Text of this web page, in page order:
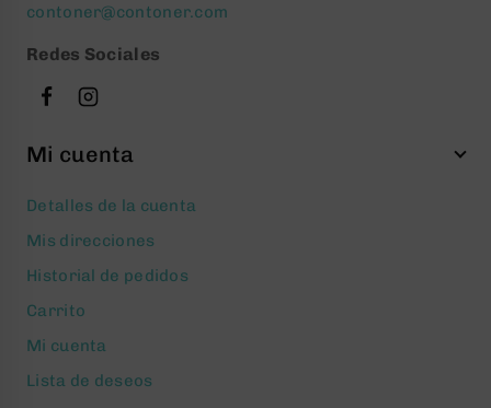
contoner@contoner.com
Redes Sociales
Mi cuenta
Detalles de la cuenta
Mis direcciones
Historial de pedidos
Carrito
Mi cuenta
Lista de deseos